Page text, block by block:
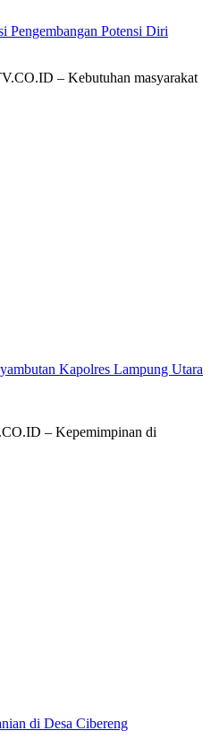
Pengembangan Potensi Diri
– Kebutuhan masyarakat
Kapolres Lampung Utara
– Kepemimpinan di
di Desa Cibereng